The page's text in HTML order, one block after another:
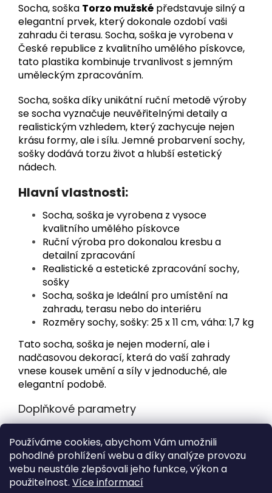
Používáme cookies, abychom Vám umožnili
pohodlné prohlížení webu a díky analýze provozu
webu neustále zlepšovali jeho funkce, výkon a
použitelnost. Více informací
Socha, soška Torzo mužské představuje silný a
elegantní prvek, který dokonale ozdobí vaši
zahradu či terasu. Socha, soška je vyrobena v
České republice z kvalitního umělého pískovce,
tato plastika kombinuje trvanlivost s jemným
uměleckým zpracováním.
Socha, soška díky unikátní ruční metodě výroby
se socha vyznačuje neuvěřitelnými detaily a
realistickým vzhledem, který zachycuje nejen
krásu formy, ale i sílu. Jemné probarvení sochy,
sošky dodává torzu život a hlubší estetický
nádech.
Hlavní vlastnosti:
Socha, soška je vyrobena z vysoce
kvalitního umělého pískovce
Ruční výroba pro dokonalou kresbu a
detailní zpracování
Realistické a estetické zpracování sochy,
sošky
Socha, soška je Ideální pro umístění na
zahradu, terasu nebo do interiéru
Rozměry sochy, sošky: 25 x 11 cm, váha: 1,7 kg
Tato socha, soška je nejen moderní, ale i
nadčasovou dekorací, která do vaší zahrady
vnese kousek umění a síly v jednoduché, ale
elegantní podobě.
Doplňkové parametry
Hmotnost: 1.7 kg